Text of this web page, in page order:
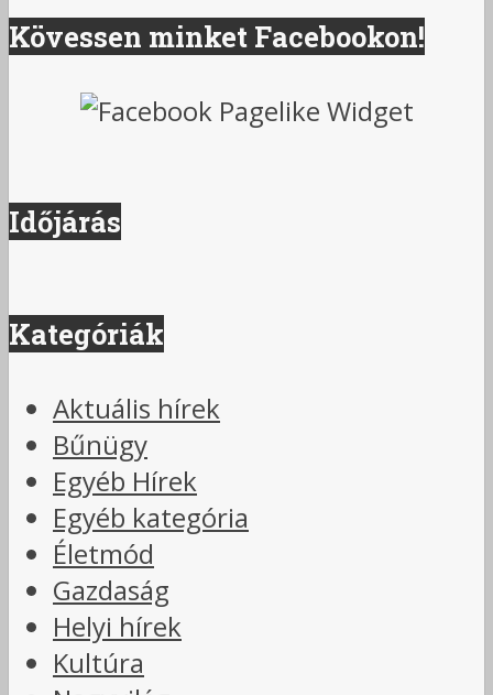
Kövessen minket Facebookon!
Időjárás
Kategóriák
Aktuális hírek
Bűnügy
Egyéb Hírek
Egyéb kategória
Életmód
Gazdaság
Helyi hírek
Kultúra